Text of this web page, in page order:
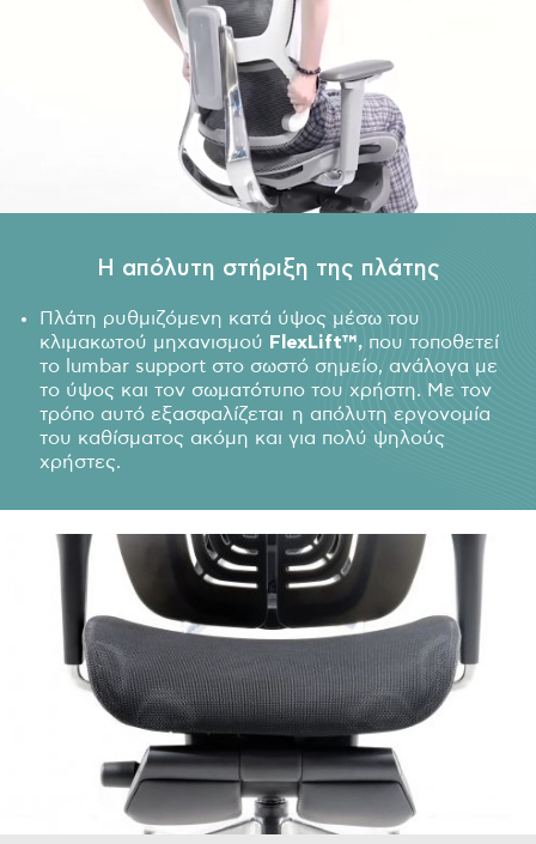
H απόλυτη στήριξη της πλάτης
Πλάτη ρυθμιζόμενη κατά ύψος μέσω του
κλιμακωτού μηχανισμού FlexLift™, που τοποθετεί
το lumbar support στο σωστό σημείο, ανάλογα με
το ύψος και τον σωματότυπο του χρήστη. Με τον
τρόπο αυτό εξασφαλίζεται η απόλυτη εργονομία
του καθίσματος ακόμη και για πολύ ψηλούς
χρήστες.